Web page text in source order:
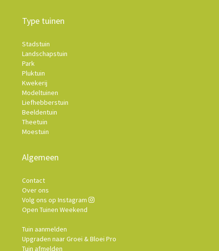
Type tuinen
Stadstuin
Landschapstuin
Park
Pluktuin
Kwekerij
Modeltuinen
Liefhebberstuin
Beeldentuin
Theetuin
Moestuin
Algemeen
Contact
Over ons
Volg ons op Instagram
Open Tuinen Weekend
Tuin aanmelden
Upgraden naar Groei & Bloei Pro
Tuin afmelden